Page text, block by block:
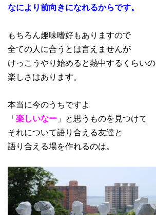
なにより前向きになれるからです。
もちろん趣味嗜好もありますので
全ての人に合うとは言えませんが
けっこうやり始めると熱中するくらいの
楽しさはあります。
本当に今のうちですよ
「楽しいなー 」と思うものを見つけて
それについて語り合える友達と
語り合える場を作れるのは。